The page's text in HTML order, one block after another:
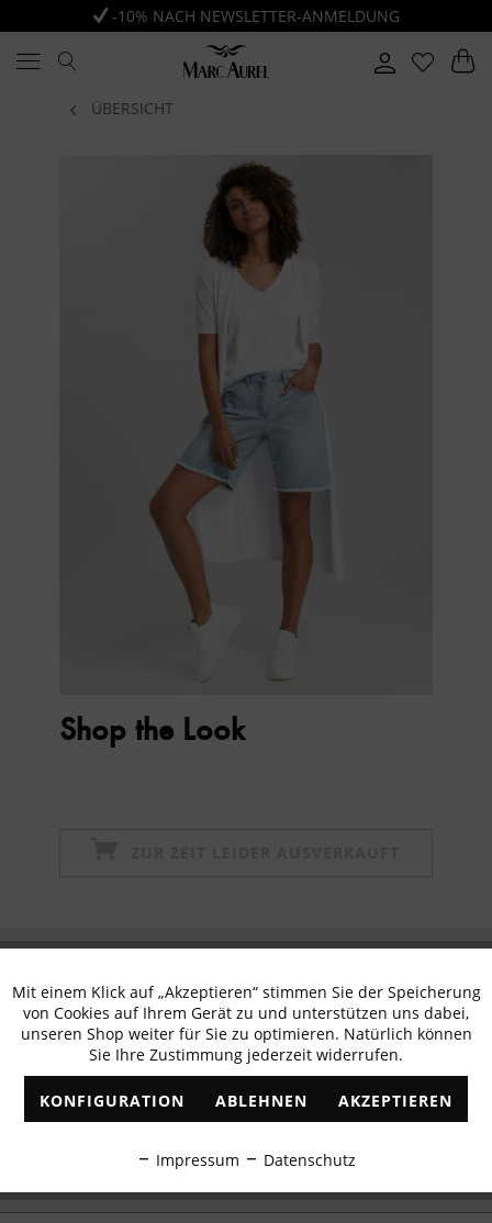
-10% NACH NEWSLETTER-ANMELDUNG
ÜBERSICHT
Shop the Look
erhalten
✓ Exklusive Angebote ✓ Die aktuellsten Trends
Funktionale Aktiv
Marketing Inaktiv
Tracking Inaktiv
Personalisierung Inaktiv
Mit einem Klick auf „Akzeptieren“ stimmen Sie der Speicherung
von Cookies auf Ihrem Gerät zu und unterstützen uns dabei,
unseren Shop weiter für Sie zu optimieren. Natürlich können
Sie Ihre Zustimmung jederzeit widerrufen.
KONFIGURATION ABLEHNEN AKZEPTIEREN
Impressum Datenschutz